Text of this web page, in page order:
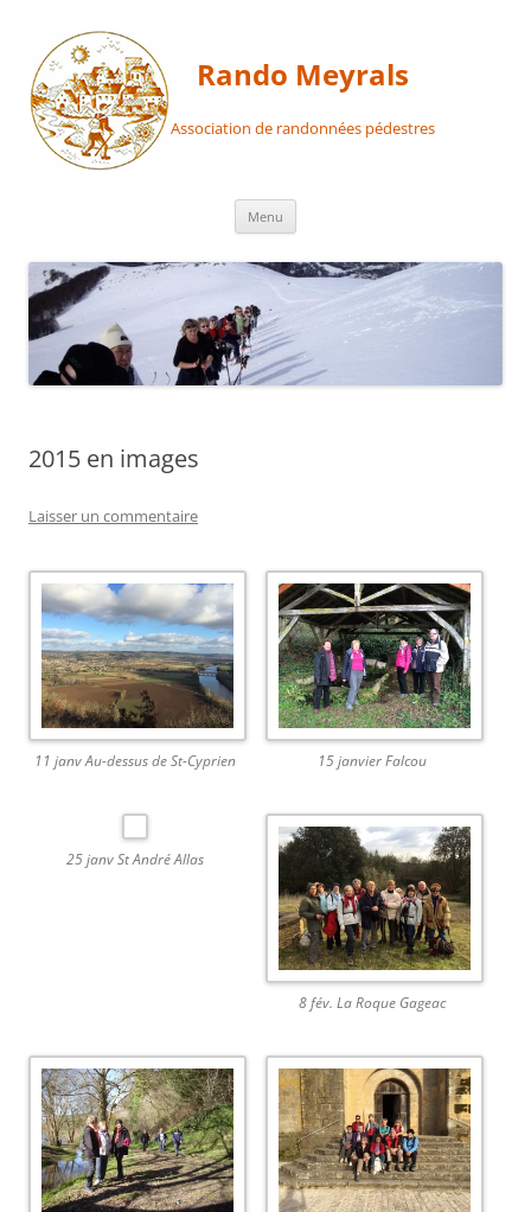
contenu
Rando Meyrals
Association de randonnées pédestres
Menu
2015 en images
Laisser un commentaire
11 janv Au-dessus de St-Cyprien 15 janvier Falcou
25 janv St André Allas
8 fév. La Roque Gageac